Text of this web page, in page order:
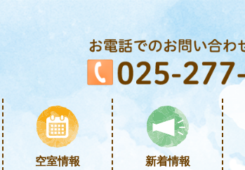
空室情報 新着情報